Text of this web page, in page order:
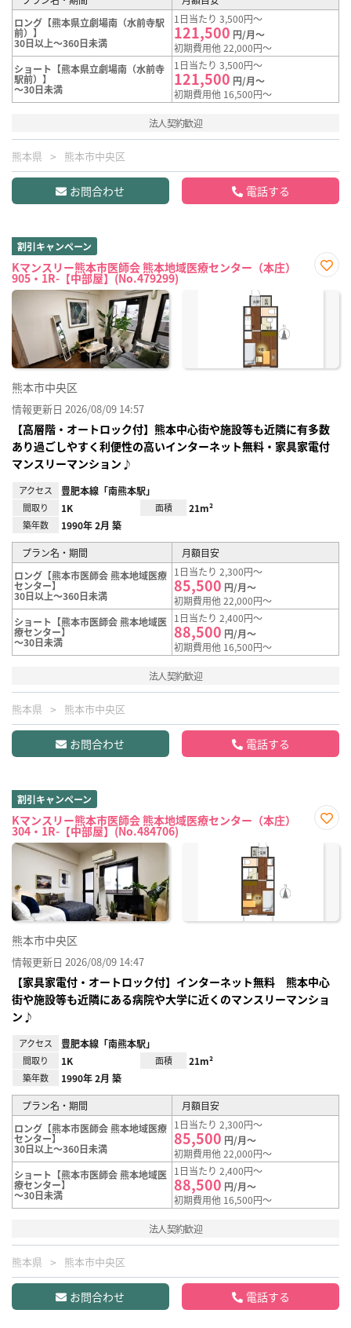
ロング【熊本県立劇場南（水前寺駅
前）】
30日以上～360日未満
1日当たり 3,500円～
121,500 円/月～
初期費用他 22,000円～
ショート【熊本県立劇場南（水前寺
駅前）】
～30日未満
1日当たり 3,500円～
121,500 円/月～
初期費用他 16,500円～
法人契約歓迎
熊本県 熊本市中央区
お問合わせ 電話する
割引キャンペーン
Kマンスリー熊本市医師会 熊本地域医療センター（本庄）
905・1R-【中部屋】(No.479299)
に入
熊本市中央区
情報更新日 2026/08/09 14:57
【高層階・オートロック付】熊本中心街や施設等も近隣に有多数
あり過ごしやすく利便性の高いインターネット無料・家具家電付
マンスリーマンション♪
アクセス 豊肥本線「南熊本駅」
間取り 1K 面積 21m²
築年数 1990年 2月 築
プラン名・期間
月額目安
ロング【熊本市医師会 熊本地域医療
センター】
30日以上～360日未満
1日当たり 2,300円～
85,500 円/月～
初期費用他 22,000円～
ショート【熊本市医師会 熊本地域医
療センター】
～30日未満
1日当たり 2,400円～
88,500 円/月～
初期費用他 16,500円～
法人契約歓迎
熊本県 熊本市中央区
お問合わせ 電話する
割引キャンペーン
Kマンスリー熊本市医師会 熊本地域医療センター（本庄）
304・1R-【中部屋】(No.484706)
に入
熊本市中央区
情報更新日 2026/08/09 14:47
【家具家電付・オートロック付】インターネット無料 熊本中心
街や施設等も近隣にある病院や大学に近くのマンスリーマンショ
ン♪
アクセス 豊肥本線「南熊本駅」
間取り 1K 面積 21m²
築年数 1990年 2月 築
プラン名・期間
月額目安
ロング【熊本市医師会 熊本地域医療
センター】
30日以上～360日未満
1日当たり 2,300円～
85,500 円/月～
初期費用他 22,000円～
ショート【熊本市医師会 熊本地域医
療センター】
～30日未満
1日当たり 2,400円～
88,500 円/月～
初期費用他 16,500円～
法人契約歓迎
熊本県 熊本市中央区
お問合わせ 電話する